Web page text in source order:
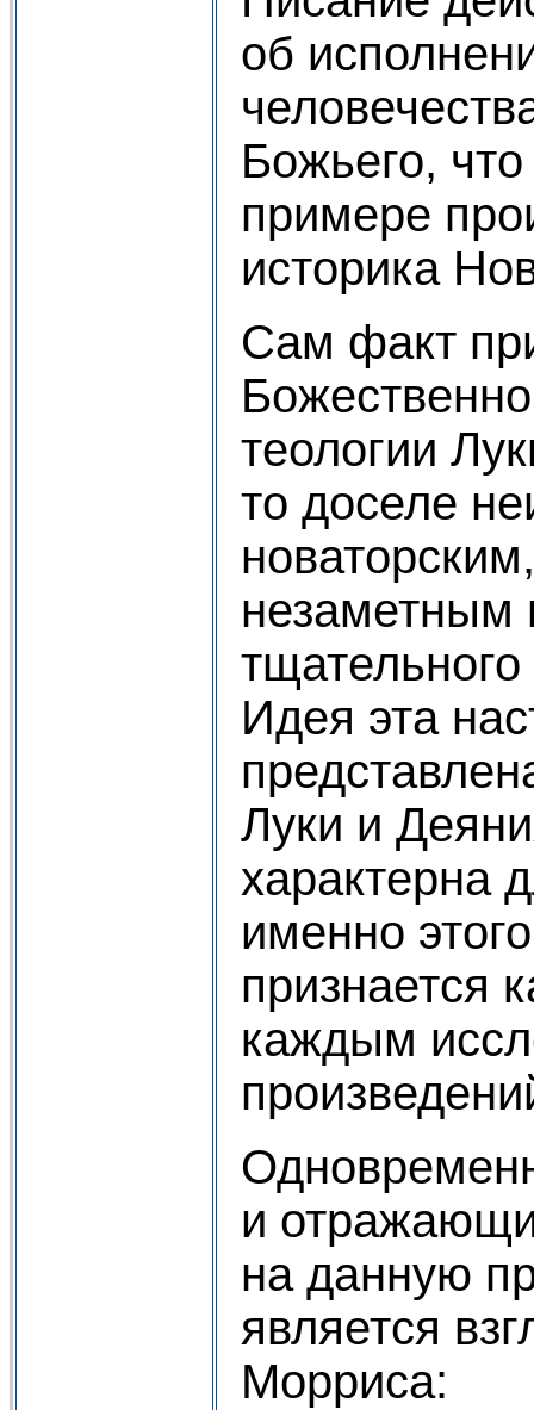
об
Божьего,
примере
историка
Сам факт
теологии
то доселе
Идея эта
Луки и
характерна
именно
признается
каждым
и
на данную
является
Морриса: